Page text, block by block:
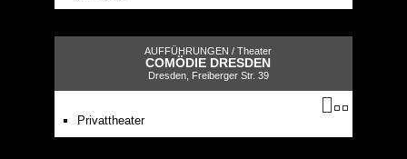
AUFFÜHRUNGEN / Theater
COMÖDIE DRESDEN
Dresden, Freiberger Str. 39
Privattheater